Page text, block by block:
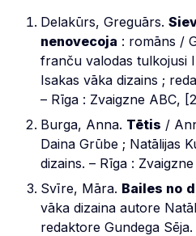
Delakūrs, Greguārs.
nenovecoja : romāns /
franču valodas tulkojusi
Isakas vāka dizains ;
– Rīga : Zvaigzne ABC,
Burga, Anna. Tētis /
Daina Grūbe ; Natālijas
dizains. – Rīga :
Svīre, Māra. Bailes no
vāka dizaina autore
redaktore Gundega